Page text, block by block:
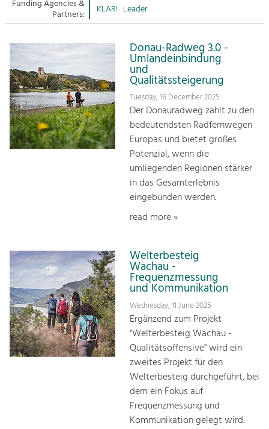
SitemapLandscape.
Tourism
Offer Development and Positioning
Art & Culture
Crafts, Science and Research.
Social Affairs, Education
Equality, Youth and Integration.
Climate Change, Public Transport and
Economy
Increase in Regional Value Added.
Funding Agencies &
Partners: KLAR! Leader
Donau-Radweg 3.0 -
Umlandeinbindung
und
Qualitätssteigerung
Tuesday, 16 December 2025
Der Donauradweg zählt zu den
bedeutendsten Radfernwegen
Europas und bietet großes
Potenzial, wenn die
umliegenden Regionen stärker
in das Gesamterlebnis
eingebunden werden.
read more »
Welterbesteig
Wachau -
Frequenzmessung
und Kommunikation
Wednesday, 11 June 2025
Ergänzend zum Projekt
"Welterbesteig Wachau -
Qualitätsoffensive" wird ein
zweites Projekt für den
Welterbesteig durchgeführt, bei
dem ein Fokus auf
Frequenzmessung und
Kommunikation gelegt wird.